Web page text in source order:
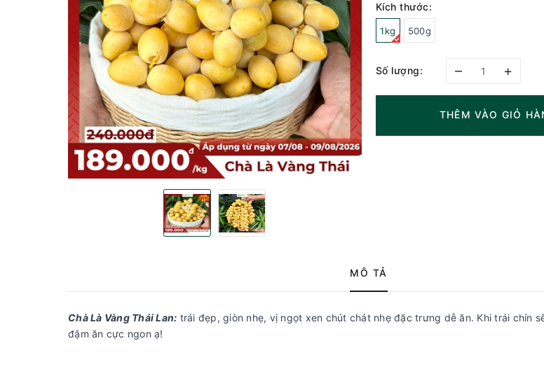
Kích thước:
1kg 500g
Số lượng: – +
THÊM VÀO GIỎ
MÔ TẢ
Chà Là Vàng Thái Lan: trái đẹp, giòn nhẹ, vị ngọt xen chút chát nhẹ đặc trưng dễ ăn. Khi trái chín
đậm ăn cực ngon ạ!